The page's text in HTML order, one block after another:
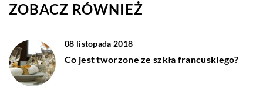
ZOBACZ RÓWNIEŻ
08 listopada 2018
Co jest tworzone ze szkła francuskiego?